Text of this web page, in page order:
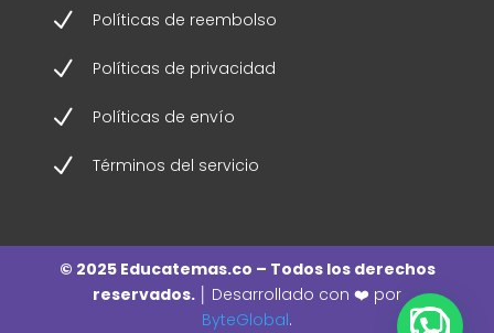
N Políticas de reembolso
N Políticas de privacidad
N Políticas de envío
N Términos del servicio
© 2025 Educatemas.co – Todos los derechos
reservados. │ Desarrollado con ❤️ por
ByteGlobal.